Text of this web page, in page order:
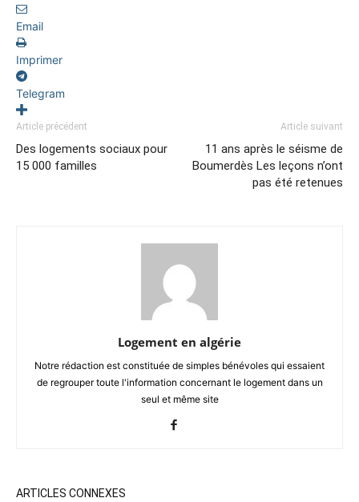
Email
Imprimer
Telegram
Article précédent
Des logements sociaux pour
15 000 familles
Article suivant
11 ans après le séisme de
Boumerdès Les leçons n’ont
pas été retenues
Logement en algérie
Notre rédaction est constituée de simples bénévoles qui essaient
de regrouper toute l'information concernant le logement dans un
seul et même site
ARTICLES CONNEXES